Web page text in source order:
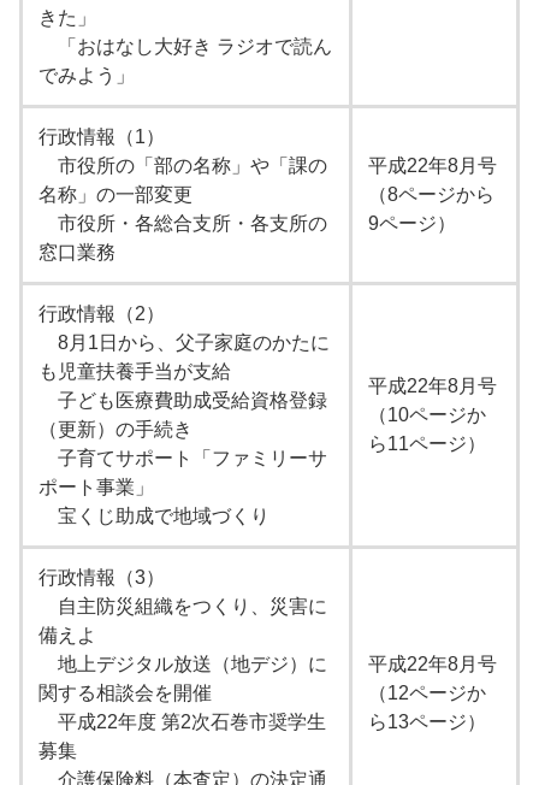
きた」
「おはなし大好き ラジオで読ん
でみよう」
行政情報（1）
市役所の「部の名称」や「課の
名称」の一部変更
市役所・各総合支所・各支所の
窓口業務
平成22年8月号
（8ページから
9ページ）
行政情報（2）
8月1日から、父子家庭のかたに
も児童扶養手当が支給
子ども医療費助成受給資格登録
（更新）の手続き
子育てサポート「ファミリーサ
ポート事業」
宝くじ助成で地域づくり
平成22年8月号
（10ページか
ら11ページ）
行政情報（3）
自主防災組織をつくり、災害に
備えよ
地上デジタル放送（地デジ）に
関する相談会を開催
平成22年度 第2次石巻市奨学生
募集
介護保険料（本査定）の決定通
平成22年8月号
（12ページか
ら13ページ）